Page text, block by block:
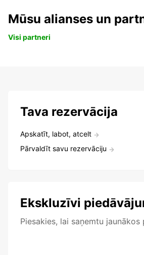
Mūsu alianses un
Visi partneri
Tava rezervācija
Apskatīt, labot, atcelt
Pārvaldīt savu rezervāciju
Ekskluzīvi
Piesakies, lai saņemtu jaunākos